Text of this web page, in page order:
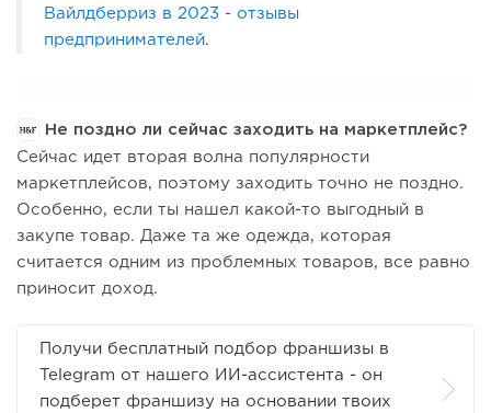
Вайлдберриз в 2023 - отзывы
предпринимателей.
Не поздно ли сейчас заходить на маркетплейс?
Сейчас идет вторая волна популярности
маркетплейсов, поэтому заходить точно не поздно.
Особенно, если ты нашел какой-то выгодный в
закупе товар. Даже та же одежда, которая
считается одним из проблемных товаров, все равно
приносит доход.
Получи бесплатный подбор франшизы в
Telegram от нашего ИИ-ассистента - он
подберет франшизу на основании твоих